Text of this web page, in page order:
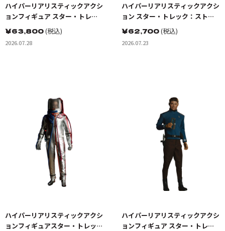
ハイパーリアリスティックアクシ
ョンフィギュア スター・トレッ
ク:宇宙大作戦 ゴトス星の怪人 ト
レレイン
￥63,800(税込)
2026.07.28
ハイパーリアリスティックアクシ
ョン スター・トレック：ストレ
ンジ・ニュー・ワールド ベケッ
トマリナー少尉
￥62,700(税込)
2026.07.23
ハイパーリアリスティックアクシ
ョンフィギュアスター・トレッ
ハイパーリアリスティックアクシ
ョンフィギュア スター・トレッ